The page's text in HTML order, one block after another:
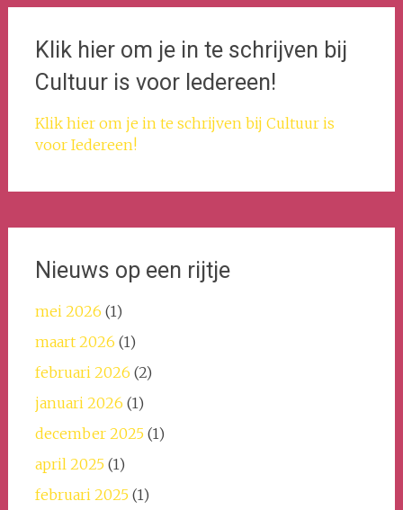
navigatie
Klik hier om je in te schrijven bij
Cultuur is voor Iedereen!
Klik hier om je in te schrijven bij Cultuur is
voor Iedereen!
Nieuws op een rijtje
mei 2026 (1)
maart 2026 (1)
februari 2026 (2)
januari 2026 (1)
december 2025(1)
april 2025(1)
februari 2025(1)